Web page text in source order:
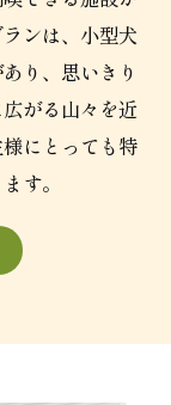
ンは、小型犬
り、思いきり
がる山々を近
にとっても特
す。